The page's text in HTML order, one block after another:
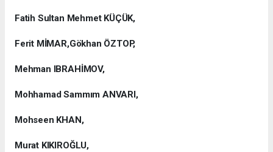
Fatih Sultan Mehmet KÜÇÜK,
Ferit MİMAR,Gökhan ÖZTOP,
Mehman IBRAHİMOV,
Mohhamad Sammım ANVARI,
Mohseen KHAN,
Murat KIKIROĞLU,